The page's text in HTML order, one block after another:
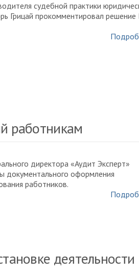
судебной практики
Грицай прокомментировал решение
работникам
директора «Аудит Эксперт»
документального оформления
работников.
деятельности